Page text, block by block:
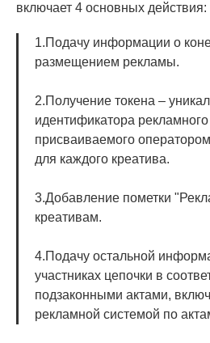
включает 4 основных действия:
1.Подачу информации о
размещением рекламы.
2.Получение токена –
идентификатора
присваиваемого
для каждого креатива.
3.Добавление пометки
креативам.
4.Подачу остальной
участниках цепочки в
подзаконными актами,
рекламной системой по